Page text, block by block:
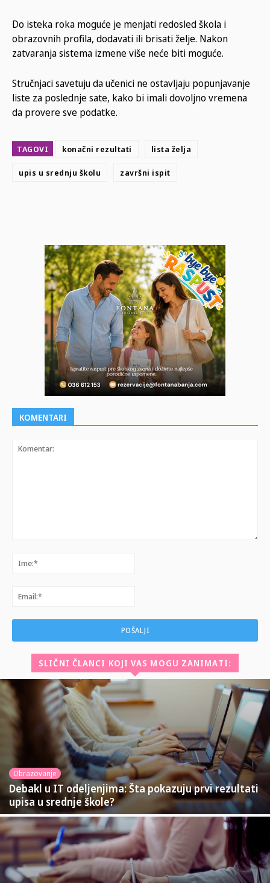
Do isteka roka moguće je menjati redosled škola i
obrazovnih profila, dodavati ili brisati želje. Nakon
zatvaranja sistema izmene više neće biti moguće.
Stručnjaci savetuju da učenici ne ostavljaju popunjavanje
liste za poslednje sate, kako bi imali dovoljno vremena
da provere sve podatke.
TAGOVI konačni rezultati lista želja
upis u srednju školu završni ispit
KOMENTARI
SLIČNI ČLANCI KOJI VAS MOGU ZANIMATI:
Obrazovanje
Debakl u IT odeljenjima: Šta pokazuju prvi rezultati
upisa u srednje škole?